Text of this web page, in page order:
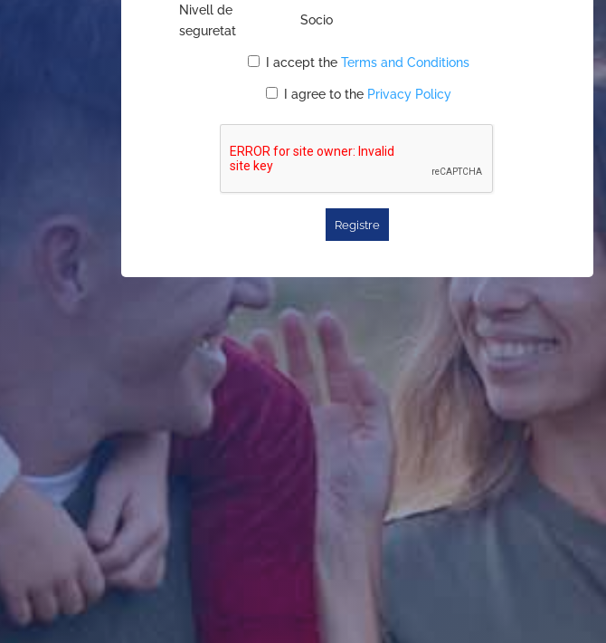
Nivell de
seguretat
Socio
I accept theTerms and Conditions
I agree to the Privacy Policy